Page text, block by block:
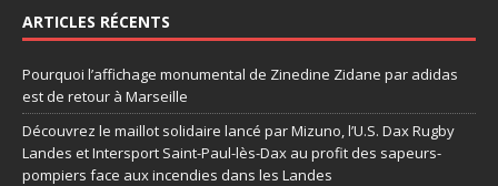
ARTICLES RÉCENTS
Pourquoi l’affichage monumental de Zinedine Zidane par adidas
est de retour à Marseille
Découvrez le maillot solidaire lancé par Mizuno, l’U.S. Dax Rugby
Landes et Intersport Saint-Paul-lès-Dax au profit des sapeurs-
pompiers face aux incendies dans les Landes